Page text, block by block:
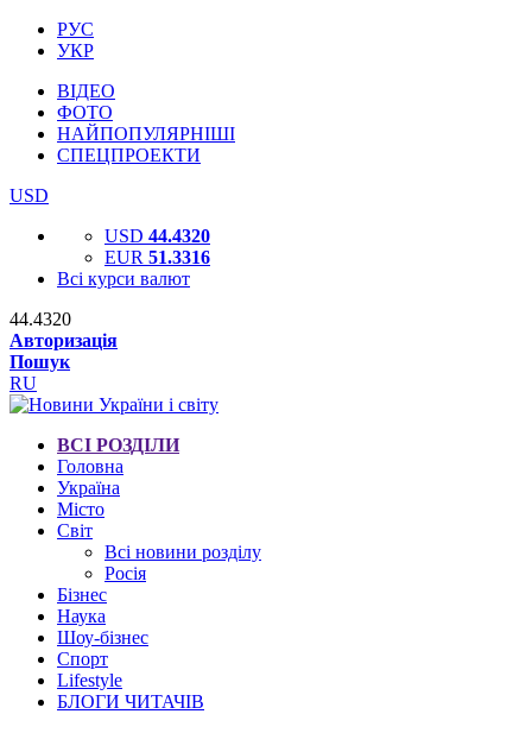
РУС
УКР
ВІДЕО
ФОТО
НАЙПОПУЛЯРНІШІ
СПЕЦПРОЕКТИ
USD
USD 44.4320
EUR 51.3316
Всі курси валют
44.4320
Авторизація
Пошук
RU
ВСІ РОЗДІЛИ
Головна
Україна
Місто
Світ
Всі новини розділу
Росія
Бізнес
Наука
Шоу-бізнес
Спорт
Lifestyle
БЛОГИ ЧИТАЧІВ